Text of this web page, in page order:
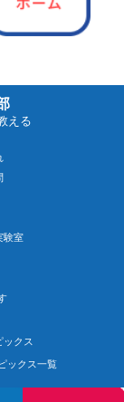
える
験室
ックス
ックス一覧